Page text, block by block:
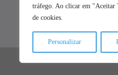
tráfego. Ao clicar em "Aceitar
de cookies.
Personalizar
_ Redes Sociais:
Facebook